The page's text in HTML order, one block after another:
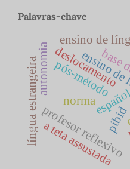
Palavras-chave
ensino de
ensino
pós-método
profesor reflexivo
pibid
língua estrangeiraautonomia
norma
a teta assustada
deslocamento